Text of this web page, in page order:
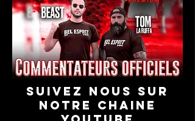
suivez nous sur
notre chaine